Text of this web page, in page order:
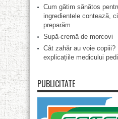
Cum gătim sănătos
ingredientele contează,
preparăm
Supă-cremă de morcovi
Cât zahăr au voie copiii?
explicațiile medicului
PUBLICITATE